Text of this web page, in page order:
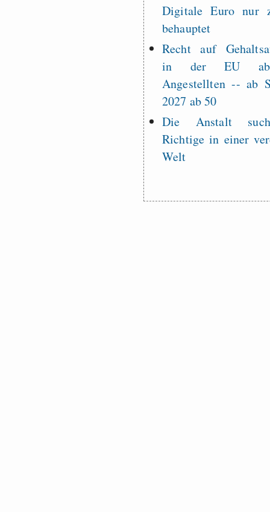
Digitale Euro nur
behauptet
Recht auf
in der EU
Angestellten -- ab
2027 ab 50
Die Anstalt
Richtige in einer
Welt